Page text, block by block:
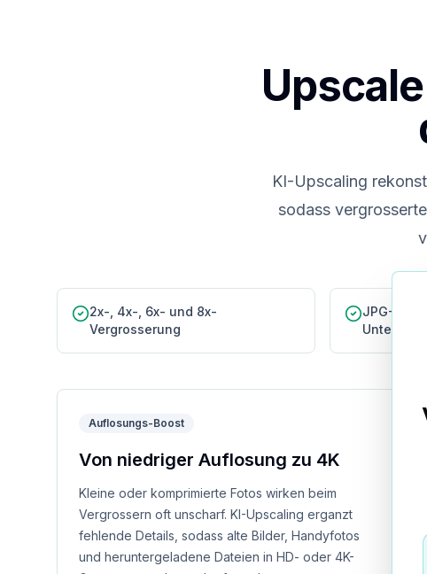
KI-Upscaling
sodass
2x-, 4x-, 6x- und 8x-
Vergrosserung
JPG-,
Auflosungs-Boost
Von niedriger Auflosung zu 4K
Kleine oder komprimierte Fotos wirken beim
Vergrossern oft unscharf. KI-Upscaling erganzt
fehlende Details, sodass alte Bilder, Handyfotos
und heruntergeladene Dateien in HD- oder 4K-